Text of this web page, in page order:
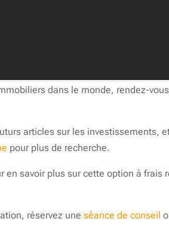
dans le monde, rendez-
articles sur les investissements,
pour plus de recherche.
en savoir plus sur cette option à frais
réservez uneséance de conseil